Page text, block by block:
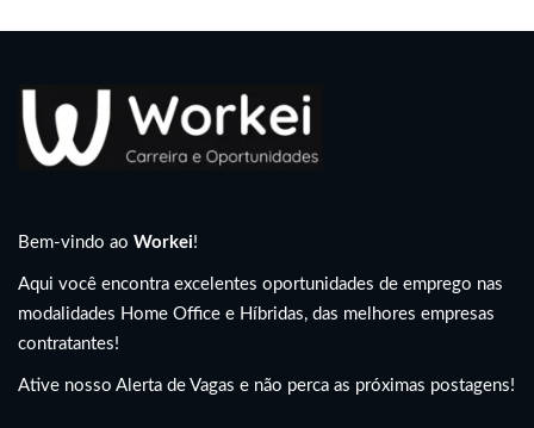
Bem-vindo ao Workei!
Aqui você encontra excelentes oportunidades de emprego nas
modalidades Home Office e Híbridas, das melhores empresas
contratantes!
Ative nosso Alerta de Vagas e não perca as próximas postagens!